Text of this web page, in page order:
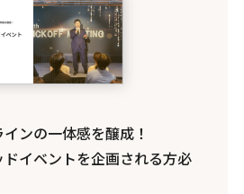
ンの一体感を醸成！
イベントを企画される方必